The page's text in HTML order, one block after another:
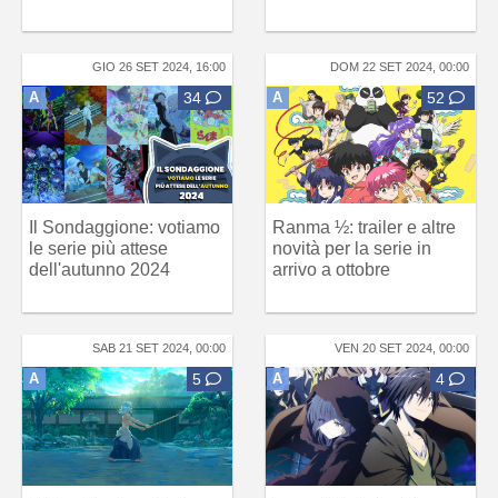
GIO 26 SET 2024, 16:00
A 34
Il Sondaggione: votiamo
le serie più attese
dell'autunno 2024
DOM 22 SET 2024, 00:00
A 52
Ranma ½: trailer e altre
novità per la serie in
arrivo a ottobre
SAB 21 SET 2024, 00:00
A 5
VEN 20 SET 2024, 00:00
A 4